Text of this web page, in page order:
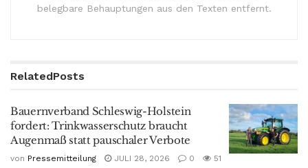
belegbare Behauptungen aus den Texten entfernt.
RelatedPosts
Bauernverband Schleswig-Holstein
fordert: Trinkwasserschutz braucht
Augenmaß statt pauschaler Verbote
von Pressemitteilung JULI 28, 2026 0 51